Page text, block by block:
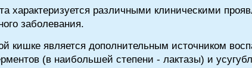
характеризуется различными клиническими
заболевания.
кишке является дополнительным источником
(в наибольшей степени - лактазы) и